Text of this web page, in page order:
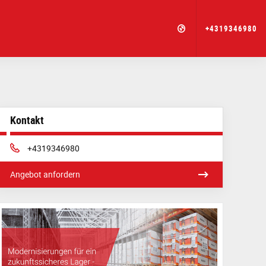
+4319346980
Kontakt
Phone:
+4319346980
Angebot anfordern